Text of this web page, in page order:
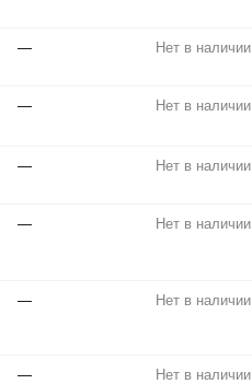
— Нет в наличии
— Нет в наличии
— Нет в наличии
— Нет в наличии
— Нет в наличии
— Нет в наличии